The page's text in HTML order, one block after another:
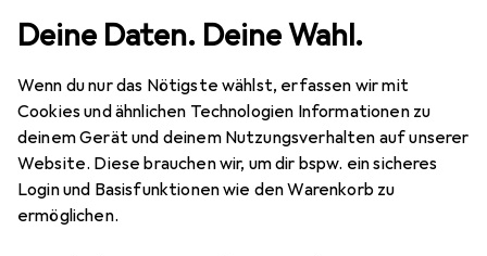
Deine Daten. Deine Wahl.
Wenn du nur das Nötigste wählst, erfassen wir mit
Cookies und ähnlichen Technologien Informationen zu
deinem Gerät und deinem Nutzungsverhalten auf unserer
Website. Diese brauchen wir, um dir bspw. ein sicheres
Login und Basisfunktionen wie den Warenkorb zu
ermöglichen.
Kabelschutz + Kabelführung BlueLounge Soba Cable Director
14 Bilder1 Video
BlueLoungeSoba Cable Director
EUR
26,45